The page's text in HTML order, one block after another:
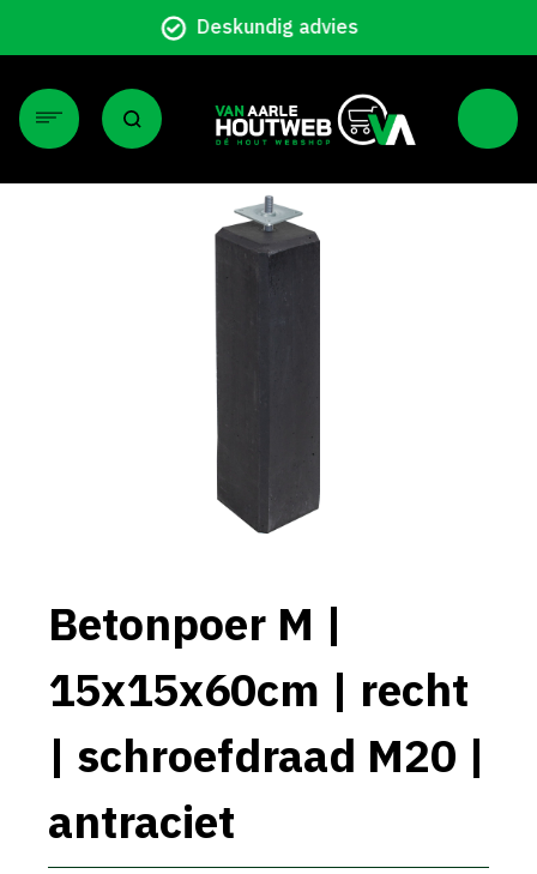
Particulier en zakelijk
Betonpoer M |
15x15x60cm | recht
| schroefdraad M20 |
antraciet